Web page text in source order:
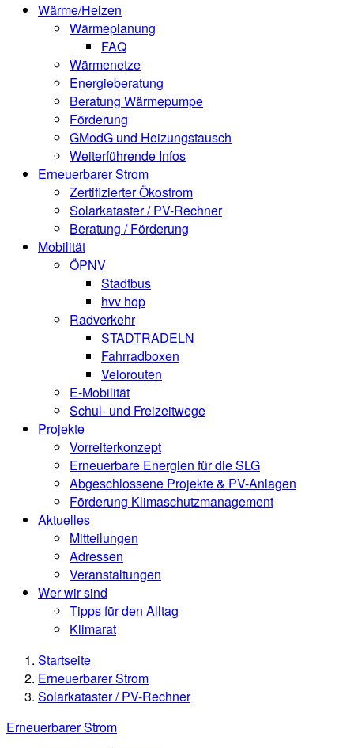
Wärme/Heizen
Wärmeplanung
FAQ
Wärmenetze
Energieberatung
Beratung Wärmepumpe
Förderung
GModG und Heizungstausch
Weiterführende Infos
Erneuerbarer Strom
Zertifizierter Ökostrom
Solarkataster / PV-Rechner
Beratung / Förderung
Mobilität
ÖPNV
Stadtbus
hvv hop
Radverkehr
STADTRADELN
Fahrradboxen
Velorouten
E-Mobilität
Schul- und Freizeitwege
Projekte
Vorreiterkonzept
Erneuerbare Energien für die SLG
Abgeschlossene Projekte & PV-Anlagen
Förderung Klimaschutzmanagement
Aktuelles
Mitteilungen
Adressen
Veranstaltungen
Wer wir sind
Tipps für den Alltag
Klimarat
Startseite
Erneuerbarer Strom
Solarkataster / PV-Rechner
Erneuerbarer Strom